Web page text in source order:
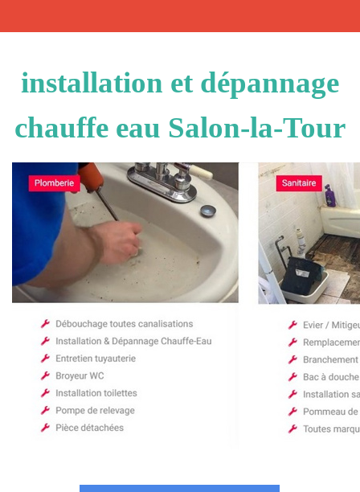
installation et dépannage
chauffe eau Salon-la-Tour